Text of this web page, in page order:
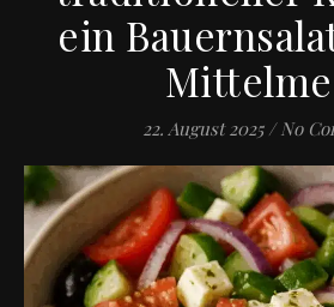
ein
22. August 2025 / No